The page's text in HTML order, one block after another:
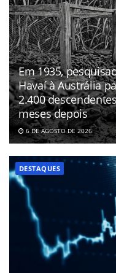
Em 1935,
Havaí à Austrália
2.400
meses depois
6 DE AGOSTO DE 2026
DESTAQUES